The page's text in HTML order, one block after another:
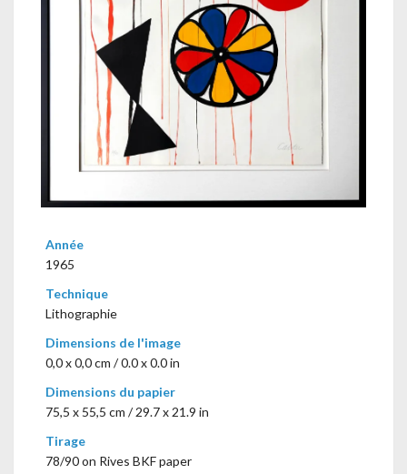
Année
1965
Technique
Lithographie
Dimensions de l'image
0,0 x 0,0 cm / 0.0 x 0.0 in
Dimensions du papier
75,5 x 55,5 cm / 29.7 x 21.9 in
Tirage
78/90 on Rives BKF paper